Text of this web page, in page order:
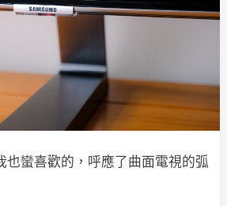
也蠻喜歡的，呼應了曲面電視的弧